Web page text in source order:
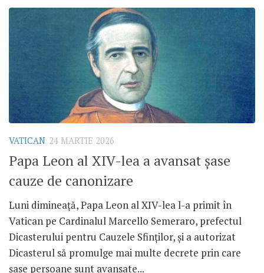
VATICAN 24 MARTIE 2026
Papa Leon al XIV-lea a avansat șase
cauze de canonizare
Luni dimineață, Papa Leon al XIV-lea l-a primit în
Vatican pe Cardinalul Marcello Semeraro, prefectul
Dicasterului pentru Cauzele Sfinților, și a autorizat
Dicasterul să promulge mai multe decrete prin care
șase persoane sunt avansate...